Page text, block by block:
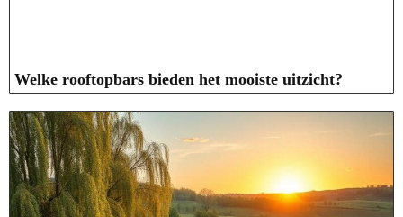
Welke rooftopbars bieden het mooiste uitzicht?